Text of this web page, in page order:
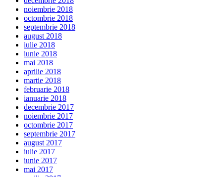
noiembrie 2018
octombrie 2018
septembrie 2018
august 2018
iulie 2018
iunie 2018
mai 2018
aprilie 2018
martie 2018
februarie 2018
ianuarie 2018
decembrie 2017
noiembrie 2017
octombrie 2017
septembrie 2017
august 2017
iulie 2017
iunie 2017
mai 2017